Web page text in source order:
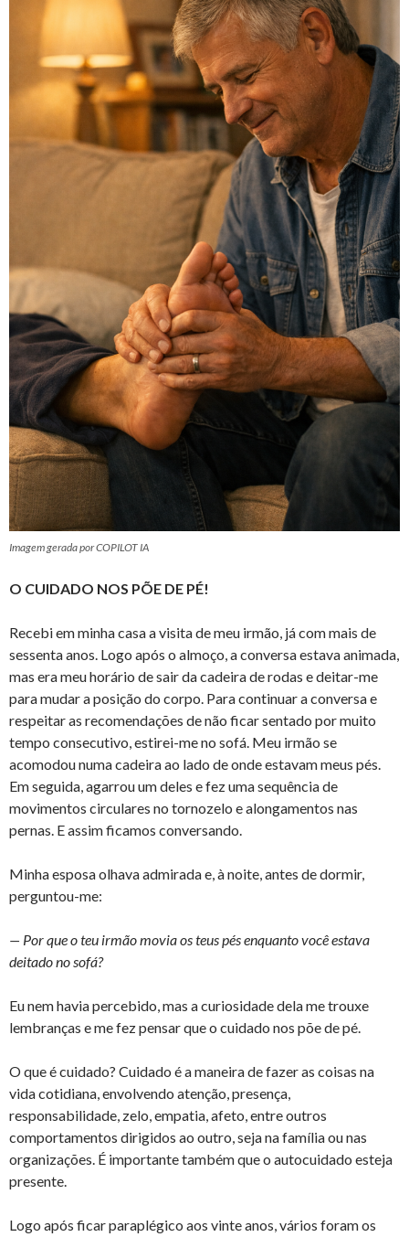
Imagem gerada por COPILOT IA
O CUIDADO NOS PÕE DE PÉ!
Recebi em minha casa a visita de meu irmão, já com mais de
sessenta anos. Logo após o almoço, a conversa estava animada,
mas era meu horário de sair da cadeira de rodas e deitar-me
para mudar a posição do corpo. Para continuar a conversa e
respeitar as recomendações de não ficar sentado por muito
tempo consecutivo, estirei-me no sofá. Meu irmão se
acomodou numa cadeira ao lado de onde estavam meus pés.
Em seguida, agarrou um deles e fez uma sequência de
movimentos circulares no tornozelo e alongamentos nas
pernas. E assim ficamos conversando.
Minha esposa olhava admirada e, à noite, antes de dormir,
perguntou-me:
— Por que o teu irmão movia os teus pés enquanto você estava
deitado no sofá?
Eu nem havia percebido, mas a curiosidade dela me trouxe
lembranças e me fez pensar que o cuidado nos põe de pé.
O que é cuidado? Cuidado é a maneira de fazer as coisas na
vida cotidiana, envolvendo atenção, presença,
responsabilidade, zelo, empatia, afeto, entre outros
comportamentos dirigidos ao outro, seja na família ou nas
organizações. É importante também que o autocuidado esteja
presente.
Logo após ficar paraplégico aos vinte anos, vários foram os